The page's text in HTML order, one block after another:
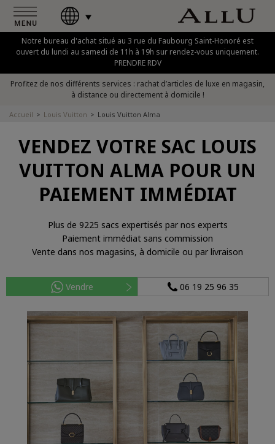
Notre bureau d'achat situé au 3 rue du Faubourg Saint-Honoré est
ouvert du lundi au samedi de 11h à 19h sur rendez-vous uniquement.
PRENDRE RDV
Profitez de nos différents services : rachat d’articles de luxe en magasin,
à distance ou directement à domicile !
Accueil Louis Vuitton Louis Vuitton Alma
VENDEZ VOTRE SAC LOUIS
VUITTON ALMA POUR UN
PAIEMENT IMMÉDIAT
Plus de 9225 sacs expertisés par nos experts
Paiement immédiat sans commission
Vente dans nos magasins, à domicile ou par livraison
Vendre 06 19 25 96 35